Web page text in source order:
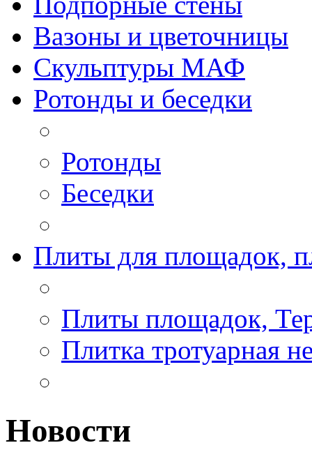
Вазоны и цветочницы
Скульптуры МАФ
Ротонды и беседки
Ротонды
Беседки
Плиты для площадок,
Плиты площадок,
Плитка тротуарная
Новости